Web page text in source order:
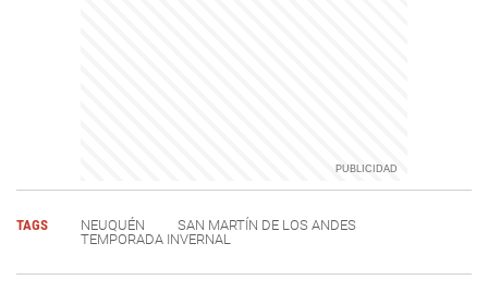
TAGS NEUQUÉN
SAN MARTÍN DE LOS ANDES
TEMPORADA INVERNAL